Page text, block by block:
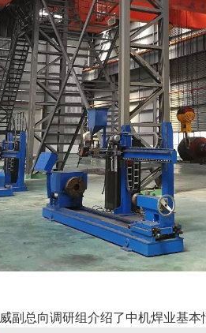
副总向调研组介绍了中机焊业基